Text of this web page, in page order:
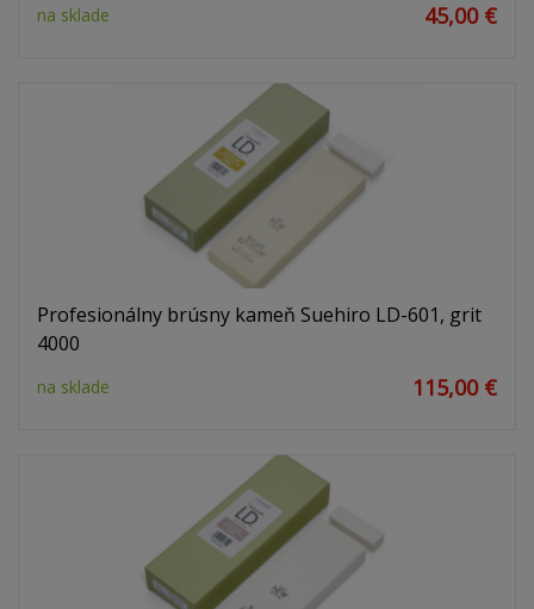
na sklade 45,00 €
Profesionálny brúsny kameň Suehiro LD-601, grit
4000
na sklade 115,00 €